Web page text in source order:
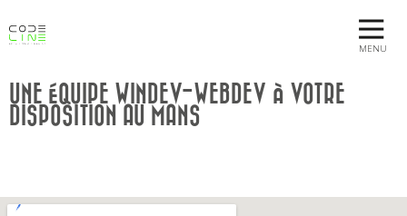
MENU
UNE ÉQUIPE WINDEV-WEBDEV À VOTRE
DISPOSITION AU MANS